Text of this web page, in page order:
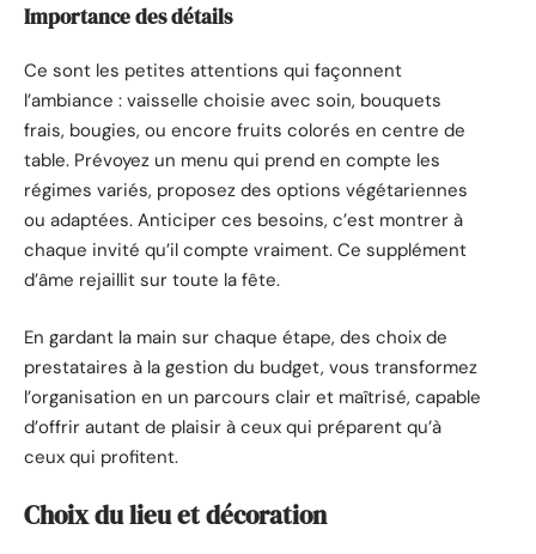
Importance des détails
Ce sont les petites attentions qui façonnent
l’ambiance : vaisselle choisie avec soin, bouquets
frais, bougies, ou encore fruits colorés en centre de
table. Prévoyez un menu qui prend en compte les
régimes variés, proposez des options végétariennes
ou adaptées. Anticiper ces besoins, c’est montrer à
chaque invité qu’il compte vraiment. Ce supplément
d’âme rejaillit sur toute la fête.
En gardant la main sur chaque étape, des choix de
prestataires à la gestion du budget, vous transformez
l’organisation en un parcours clair et maîtrisé, capable
d’offrir autant de plaisir à ceux qui préparent qu’à
ceux qui profitent.
Choix du lieu et décoration